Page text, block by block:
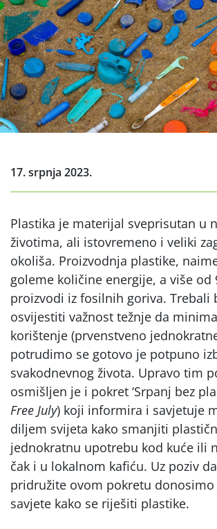
17. srpnja 2023.
Plastika je materijal sveprisutan u
životima, ali istovremeno i veliki
okoliša. Proizvodnja plastike,
goleme količine energije, a više od
proizvodi iz fosilnih goriva. Trebali
osvijestiti važnost težnje da
korištenje (prvenstveno
potrudimo se gotovo je potpuno
svakodnevnog života. Upravo tim
osmišljen je i pokret ‘Srpanj bez
Free July) koji informira i savjetuje
diljem svijeta kako smanjiti
jednokratnu upotrebu kod kuće ili
čak i u lokalnom kafiću. Uz poziv
pridružite ovom pokretu
savjete kako se riješiti plastike.